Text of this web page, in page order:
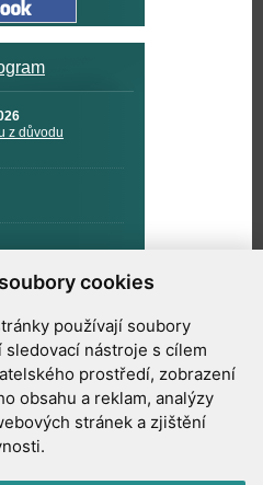
cookies
používají soubory
sledovací nástroje s cílem
prostředí, zobrazení
obsahu a reklam, analýzy
stránek a zjištění
z důvodu